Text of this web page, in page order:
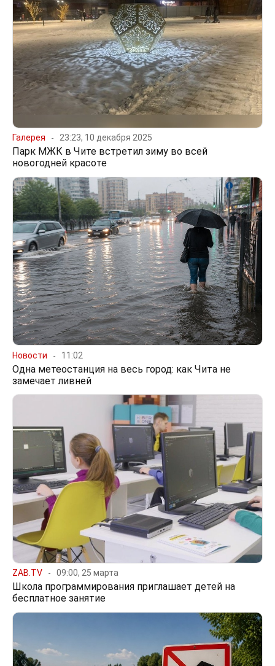
Галерея 23:23, 10 декабря 2025
Парк МЖК в Чите встретил зиму во всей
новогодней красоте
Новости 11:02
Одна метеостанция на весь город: как Чита не
замечает ливней
ZAB.TV 09:00, 25 марта
Школа программирования приглашает детей на
бесплатное занятие